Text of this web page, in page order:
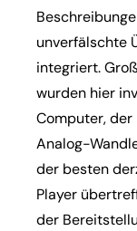
unverfälschte
integriert.
wurden hier
Computer,
Analog-
der besten
Player
der